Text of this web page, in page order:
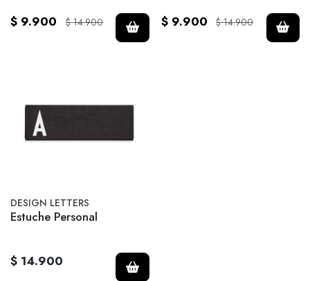
$ 9.900
$ 14.900
$ 9.900
$ 14.900
DESIGN LETTERS
Estuche Personal
$ 14.900